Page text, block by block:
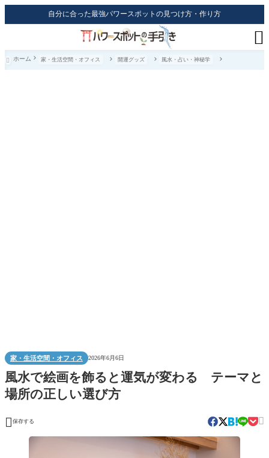
自分に合った最強パワースポットの見つけ方・作り方

 ホーム 家・生活空間・オフィス 開運グッズ 風水・占い・神秘学
家・生活空間・オフィス 2026年6月6日
風水で絵画を飾ると運気が変わる テーマと
場所の正しい選び方
 保存する 